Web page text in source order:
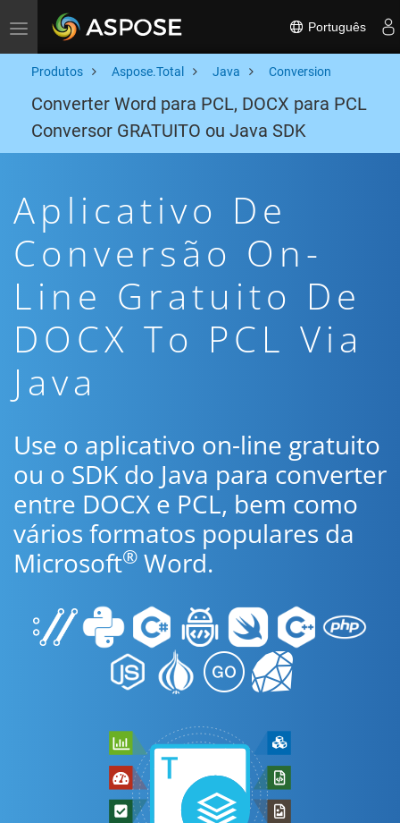
Toggle navigation Português
Produtos Aspose.Total Java Conversion
Converter Word para PCL, DOCX para PCL
Conversor GRATUITO ou Java SDK
Aplicativo De
Conversão On-
Line Gratuito De
DOCX To PCL Via
Java
Use o aplicativo on-line gratuito
ou o SDK do Java para converter
entre DOCX e PCL, bem como
vários formatos populares da
Microsoft® Word.